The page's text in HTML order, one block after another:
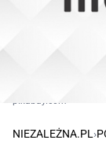
NIEZALEŻNA.PL ›